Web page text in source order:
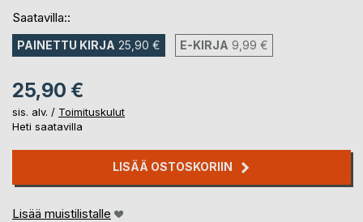
Saatavilla::
PAINETTU KIRJA 25,90 € E-KIRJA 9,99 €
25,90 €
sis. alv. / Toimituskulut
Heti saatavilla
LISÄÄ OSTOSKORIIN
Lisää muistilistalle